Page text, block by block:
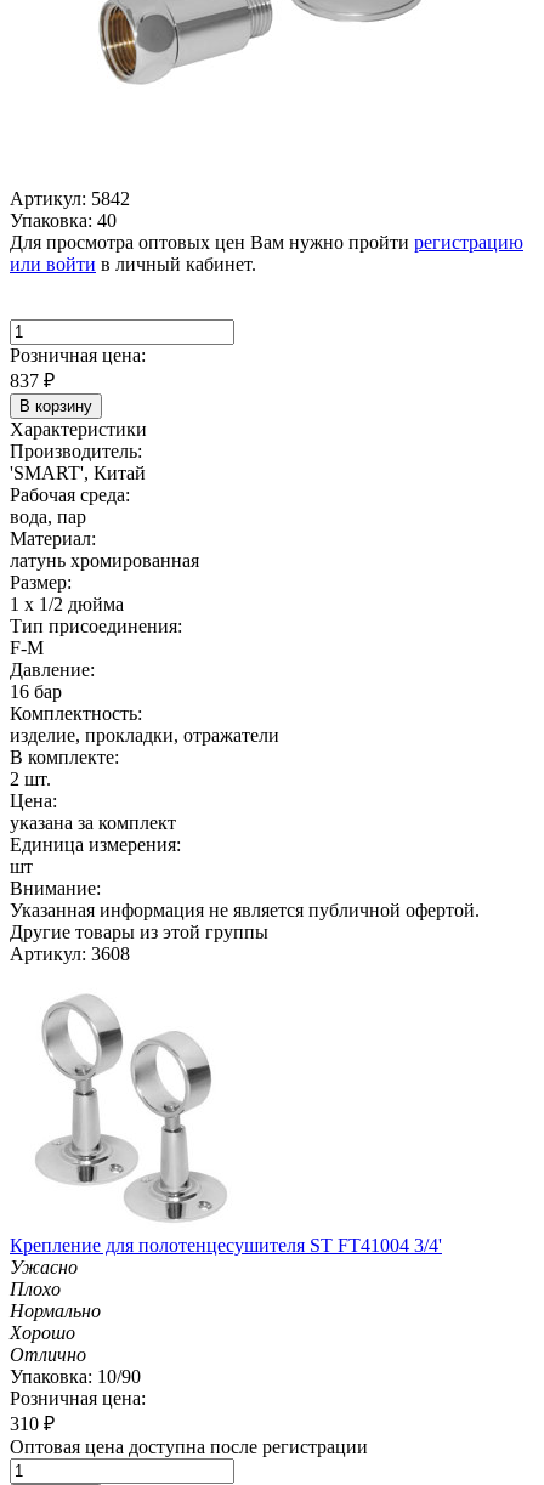
Артикул: 5842
Упаковка: 40
Для просмотра оптовых цен Вам нужно пройти регистрацию
или войти в личный кабинет.
Розничная цена:
837 ₽
В корзину
Характеристики
Производитель:
'SMART', Китай
Рабочая среда:
вода, пар
Материал:
латунь хромированная
Размер:
1 х 1/2 дюйма
Тип присоединения:
F-М
Давление:
16 бар
Комплектность:
изделие, прокладки, отражатели
В комплекте:
2 шт.
Цена:
указана за комплект
Единица измерения:
шт
Внимание:
Указанная информация не является публичной офертой.
Другие товары из этой группы
Артикул: 3608
Крепление для полотенцесушителя ST FT41004 3/4'
Ужасно
Плохо
Нормально
Хорошо
Отлично
Упаковка: 10/90
Розничная цена:
310 ₽
Оптовая цена доступна после регистрации